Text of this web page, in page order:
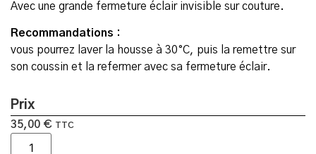
Avec une grande fermeture éclair invisible sur couture.
Recommandations :
vous pourrez laver la housse à 30°C, puis la remettre sur
son coussin et la refermer avec sa fermeture éclair.
Prix
35,00 € TTC